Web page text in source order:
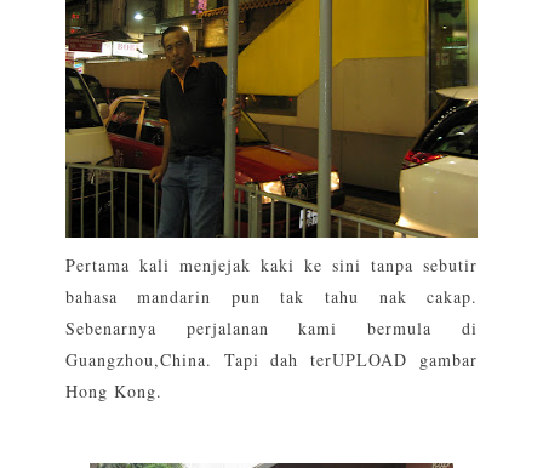
Pertama kali menjejak kaki ke sini tanpa sebutir
bahasa mandarin pun tak tahu nak cakap.
Sebenarnya perjalanan kami bermula di
Guangzhou,China. Tapi dah terUPLOAD gambar
Hong Kong.